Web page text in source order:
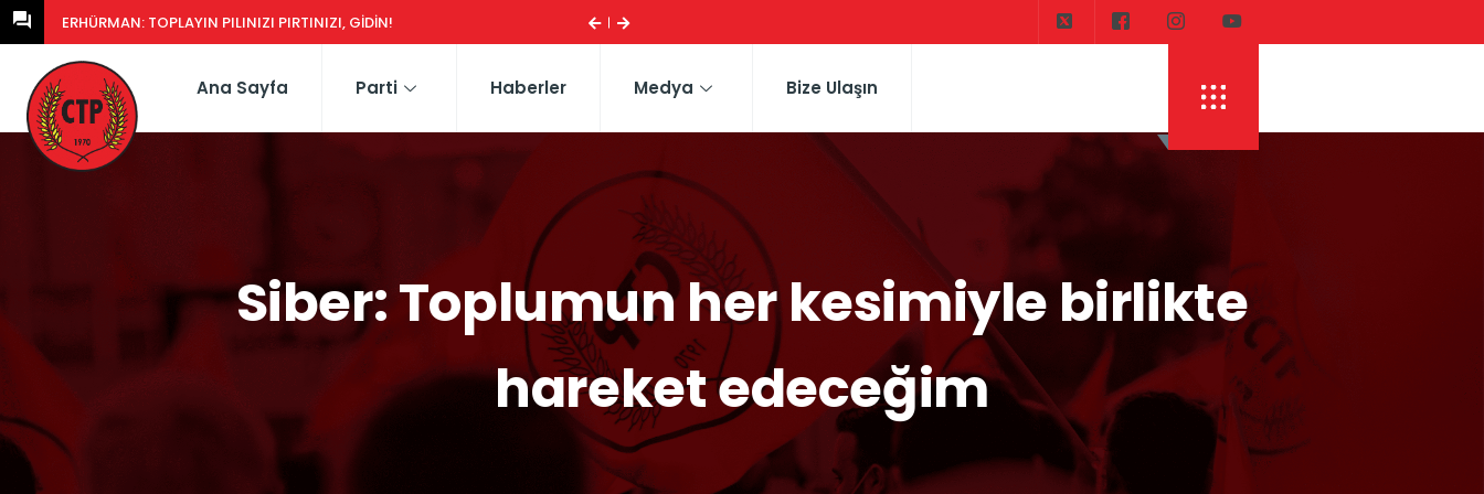
ERHÜRMAN: GÜNEY’DEKI YASA EŞDEĞERCIDEN MÜTEAHHIDE HERKESI ... CTP HEYETI, TRAFIK EĞITIM PARKI’NI YERINDE INCELEDI ERHÜRMAN: TOPLAYIN PILINIZI
Ana Sayfa Parti Haberler Medya Bize Ulaşın
Siber: Toplumun her kesimiyle birlikte
hareket edeceğim